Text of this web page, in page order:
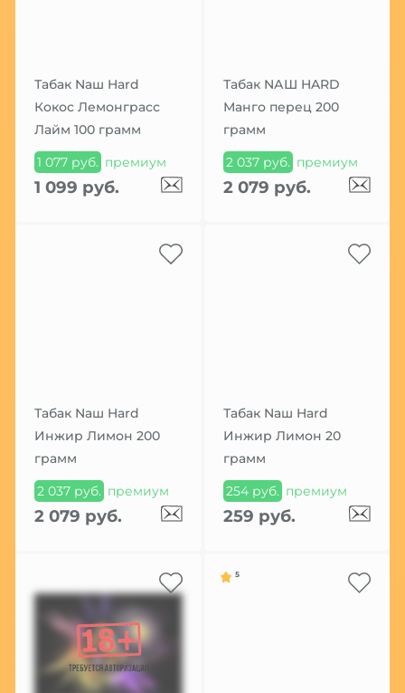
Табак Nаш Hard
Кокос Лемонграсс
Лайм 100 грамм
1 077 руб. премиум
1 099 руб.
Табак NАШ HARD
Манго перец 200
грамм
2 037 руб. премиум
2 079 руб.
Табак Nаш Hard
Инжир Лимон 200
грамм
2 037 руб. премиум
2 079 руб.
Табак Nаш Hard
Инжир Лимон 20
грамм
254 руб. премиум
259 руб.
5